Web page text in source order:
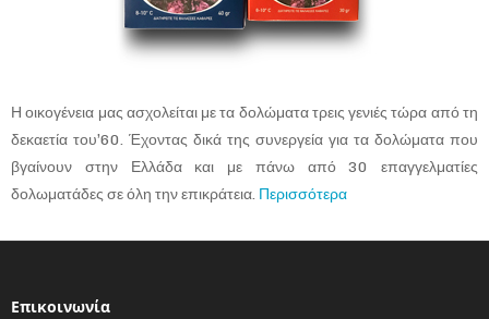
Η οικογένεια μας ασχολείται με τα δολώματα τρεις γενιές τώρα από τη
δεκαετία του’60. Έχοντας δικά της συνεργεία για τα δολώματα που
βγαίνουν στην Ελλάδα και με πάνω από 30 επαγγελματίες
δολωματάδες σε όλη την επικράτεια. Περισσότερα
Επικοινωνία